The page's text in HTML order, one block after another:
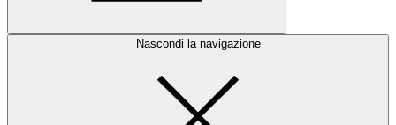
Nascondi la navigazione